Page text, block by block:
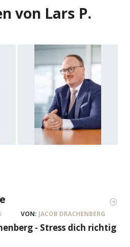
von Lars P.
VON: JACOB DRACHENBERG
- Stress dich richtig